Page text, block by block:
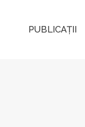
PUBLICAȚII